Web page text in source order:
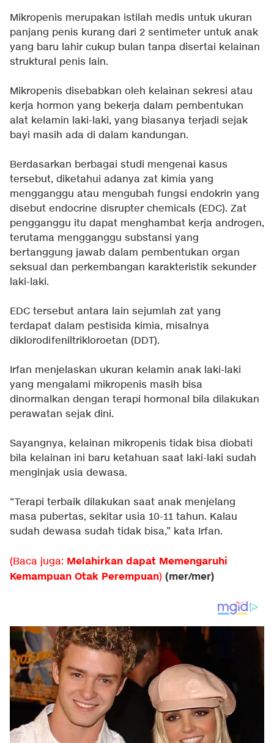
Mikropenis merupakan istilah medis untuk ukuran
panjang penis kurang dari 2 sentimeter untuk anak
yang baru lahir cukup bulan tanpa disertai kelainan
struktural penis lain.
Mikropenis disebabkan oleh kelainan sekresi atau
kerja hormon yang bekerja dalam pembentukan
alat kelamin laki-laki, yang biasanya terjadi sejak
bayi masih ada di dalam kandungan.
Berdasarkan berbagai studi mengenai kasus
tersebut, diketahui adanya zat kimia yang
mengganggu atau mengubah fungsi endokrin yang
disebut endocrine disrupter chemicals (EDC). Zat
pengganggu itu dapat menghambat kerja androgen,
terutama mengganggu substansi yang
bertanggung jawab dalam pembentukan organ
seksual dan perkembangan karakteristik sekunder
laki-laki.
EDC tersebut antara lain sejumlah zat yang
terdapat dalam pestisida kimia, misalnya
diklorodifeniltrikloroetan (DDT).
Irfan menjelaskan ukuran kelamin anak laki-laki
yang mengalami mikropenis masih bisa
dinormalkan dengan terapi hormonal bila dilakukan
perawatan sejak dini.
Sayangnya, kelainan mikropenis tidak bisa diobati
bila kelainan ini baru ketahuan saat laki-laki sudah
menginjak usia dewasa.
“Terapi terbaik dilakukan saat anak menjelang
masa pubertas, sekitar usia 10-11 tahun. Kalau
sudah dewasa sudah tidak bisa,” kata Irfan.
(Baca juga: Melahirkan dapat Memengaruhi
Kemampuan Otak Perempuan) (mer/mer)